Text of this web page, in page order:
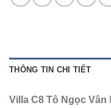
THÔNG TIN CHI TIẾT
Villa C8 Tô Ngọc Vân